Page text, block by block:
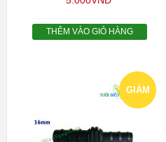
THÊM VÀO GIỎ HÀNG
GIẢM